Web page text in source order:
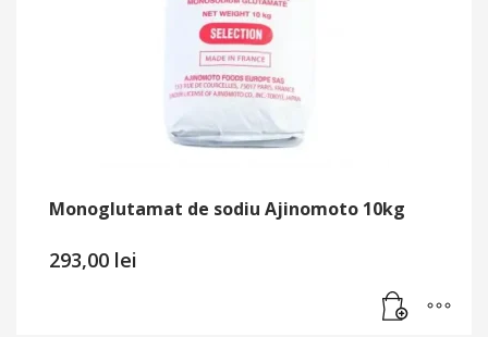
Monoglutamat de sodiu Ajinomoto 10kg
293,00 lei